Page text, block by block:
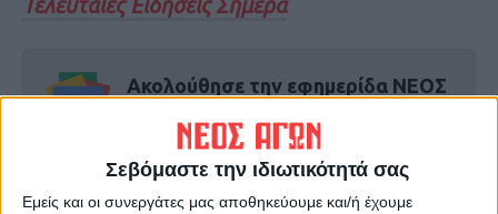
Σεβόμαστε την ιδιωτικότητά σας
Εμείς και οι συνεργάτες μας αποθηκεύουμε και/ή έχουμε
Τελευταίες Ειδήσεις Σήμερα
Ακολούθησε την εφημερίδα ΝΕΟΣ
Όλες οι εξελίξεις στην περιοχή της
Καρδίτσας και ευρύτερα της Θεσσαλίας